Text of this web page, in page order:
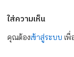
ใส่ความเห็น
คุณต้องเข้าสู่ระบบ เ